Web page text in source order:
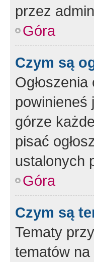
przez
Góra
Czym są
powinieneś
górze
pisać
ustalonych
Góra
Czym są
Tematy
tematów